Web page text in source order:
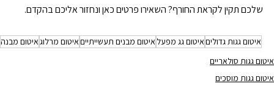
שלכם תקין לקראת החורף? השאירו פרטים כאן ונחזור אליכם בהקדם.
איטום גגות גדוליםאיטום גג מפעל איטום מבנים תעשייתייםאיטום מרלוגאיטום מבנה
איטום גגות סולאריים
איטום גגות מוסכים